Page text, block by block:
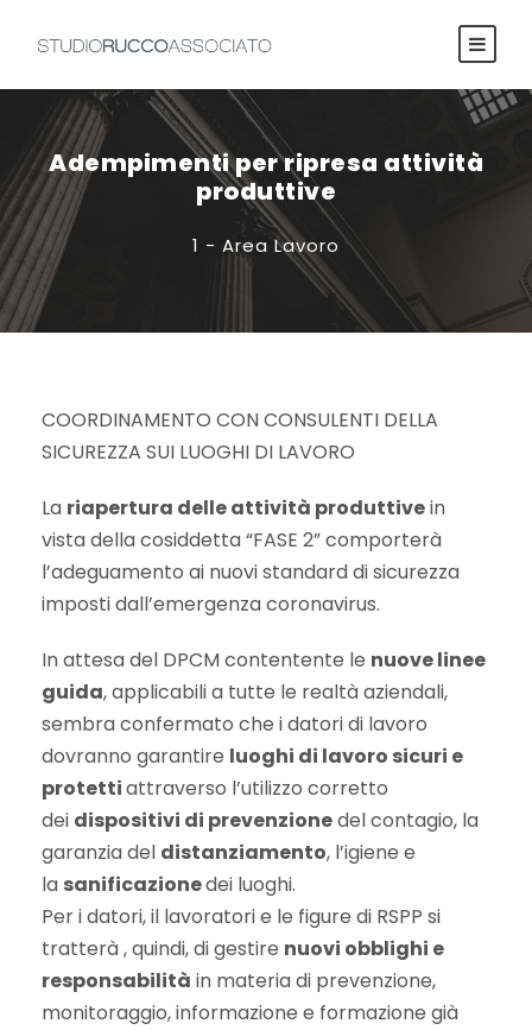
Adempimenti per ripresa attività
produttive
1 - Area Lavoro
COORDINAMENTO CON CONSULENTI DELLA
SICUREZZA SUI LUOGHI DI LAVORO
La riapertura delle attività produttivein
vista della cosiddetta “FASE 2” comporterà
l’adeguamento ai nuovi standard di sicurezza
imposti dall’emergenza coronavirus.
In attesa del DPCM contentente le nuove linee
guida, applicabili a tutte le realtà aziendali,
sembra confermato che i datori di lavoro
dovranno garantire luoghi di lavoro sicuri e
protettiattraverso l’utilizzo corretto
dei dispositivi di prevenzionedel contagio, la
garanzia del distanziamento, l’igiene e
la sanificazionedei luoghi.
Per i datori, il lavoratori e le figure di RSPP si
tratterà , quindi, di gestire nuovi obblighi e
responsabilità in materia di prevenzione,
monitoraggio, informazione e formazione già